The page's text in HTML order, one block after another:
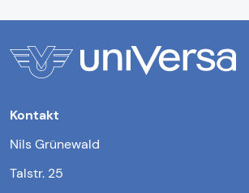
Kontakt
Nils Grünewald
Talstr. 25